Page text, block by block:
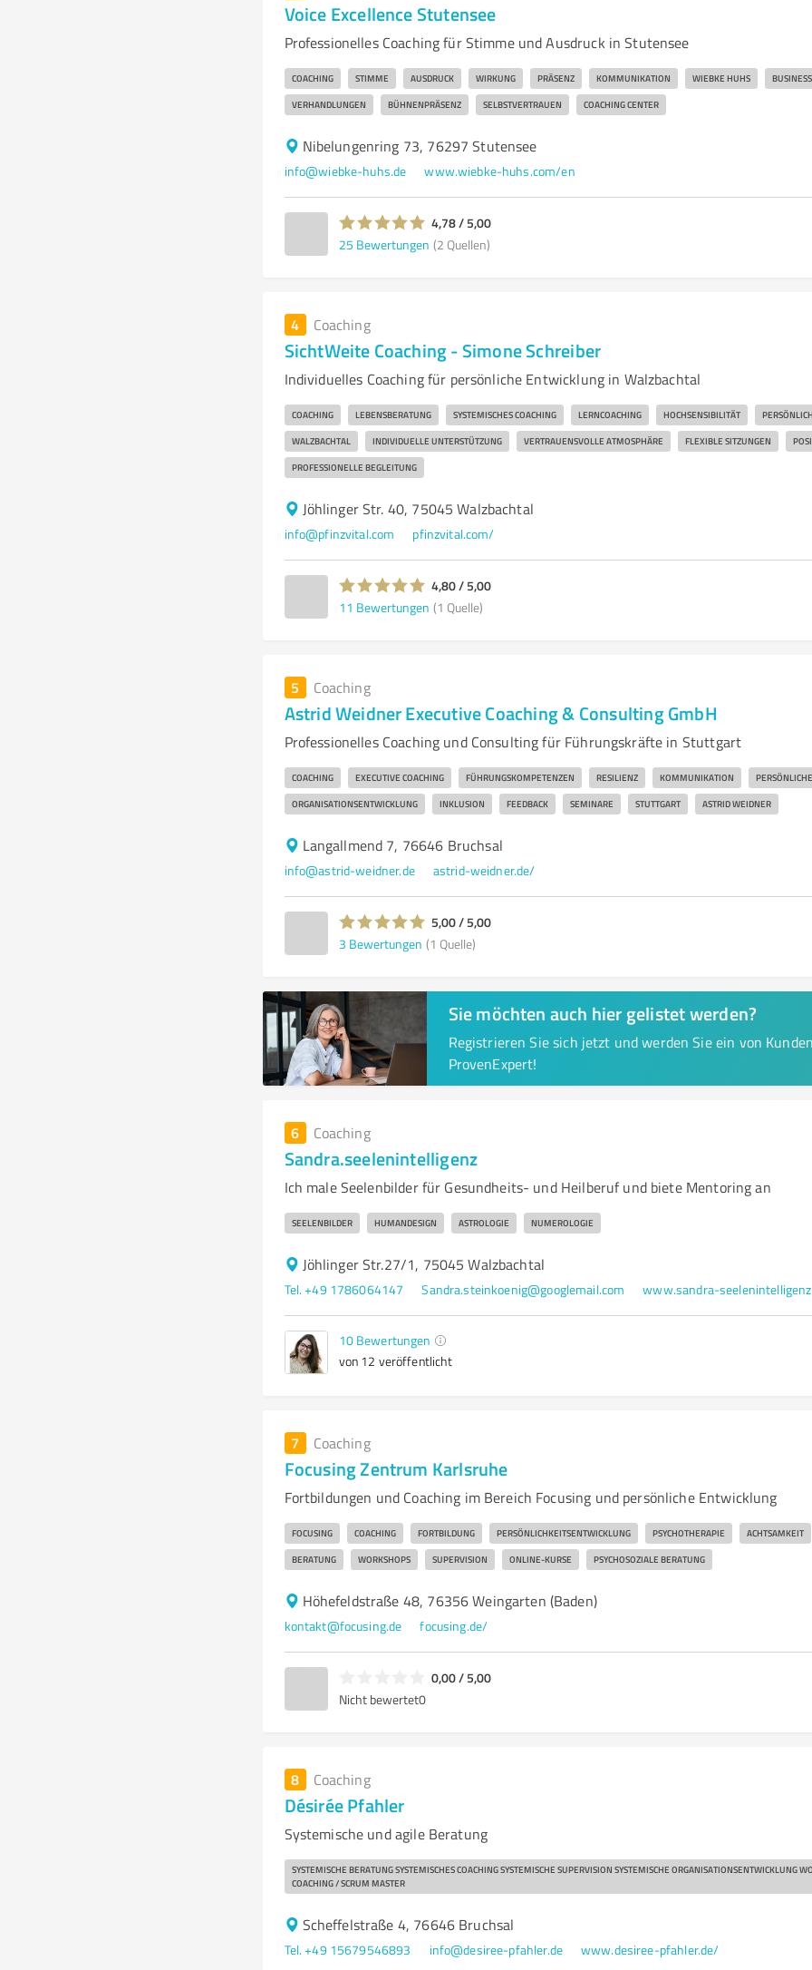
Voice Excellence Stutensee
Professionelles Coaching für Stimme und Ausdruck in Stutensee
COACHING STIMME AUSDRUCK WIRKUNG PRÄSENZ KOMMUNIKATION WIEBKE HUHS
VERHANDLUNGEN BÜHNENPRÄSENZ SELBSTVERTRAUEN COACHING CENTER
Nibelungenring 73, 76297 Stutensee
info@wiebke-huhs.de www.wiebke-huhs.com/en
4,78 / 5,00
25 Bewertungen (2 Quellen)
4 Coaching
SichtWeite Coaching - Simone Schreiber
Individuelles Coaching für persönliche Entwicklung in Walzbachtal
COACHING LEBENSBERATUNG SYSTEMISCHES COACHING LERNCOACHING HOCHSENSIBILITÄT
WALZBACHTAL INDIVIDUELLE UNTERSTÜTZUNG VERTRAUENSVOLLE ATMOSPHÄRE FLEXIBLE SITZUNGEN
PROFESSIONELLE BEGLEITUNG
Jöhlinger Str. 40, 75045 Walzbachtal
info@pfinzvital.com pfinzvital.com/
4,80 / 5,00
11 Bewertungen (1 Quelle)
5 Coaching
Astrid Weidner Executive Coaching & Consulting GmbH
Professionelles Coaching und Consulting für Führungskräfte in Stuttgart
COACHING EXECUTIVE COACHING FÜHRUNGSKOMPETENZEN RESILIENZ KOMMUNIKATION
ORGANISATIONSENTWICKLUNG INKLUSION FEEDBACK SEMINARE STUTTGART ASTRID WEIDNER
Langallmend 7, 76646 Bruchsal
info@astrid-weidner.de astrid-weidner.de/
5,00 / 5,00
3 Bewertungen (1 Quelle)
Sie möchten auch hier gelistet werden?
Registrieren Sie sich jetzt und werden Sie ein von
ProvenExpert!
6 Coaching
Sandra.seelenintelligenz
Ich male Seelenbilder für Gesundheits- und Heilberuf und biete Mentoring an
SEELENBILDER HUMANDESIGN ASTROLOGIE NUMEROLOGIE
Jöhlinger Str.27/1, 75045 Walzbachtal
Tel. +49 1786064147 Sandra.steinkoenig@googlemail.com
10 Bewertungen
von 12 veröffentlicht
7 Coaching
Focusing Zentrum Karlsruhe
Fortbildungen und Coaching im Bereich Focusing und persönliche Entwicklung
FOCUSING COACHING FORTBILDUNG PERSÖNLICHKEITSENTWICKLUNG PSYCHOTHERAPIE ACHTSAMKEIT
BERATUNG WORKSHOPS SUPERVISION ONLINE-KURSE PSYCHOSOZIALE BERATUNG
Höhefeldstraße 48, 76356 Weingarten (Baden)
kontakt@focusing.de focusing.de/
0,00 / 5,00
Nicht bewertet0
8 Coaching
Désirée Pfahler
Systemische und agile Beratung
SYSTEMISCHE BERATUNG SYSTEMISCHES COACHING SYSTEMISCHE SUPERVISION SYSTEMISCHE ORGANISATIONSENTWICKLUNG
COACHING / SCRUM MASTER
Scheffelstraße 4, 76646 Bruchsal
Tel. +49 15679546893 info@desiree-pfahler.de www.desiree-pfahler.de/